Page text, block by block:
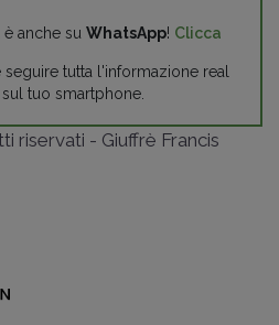
è anche su WhatsApp! Clicca
seguire tutta l'informazione real
tuo smartphone.
riservati - Giuffrè Francis